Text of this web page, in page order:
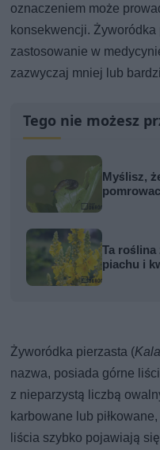
oznaczeniem może
konsekwencji.
zastosowanie w
zazwyczaj mniej lub
Tego nie możesz
Myślisz,
Ta
piachu i
Żyworódka pierzasta (
nazwa, posiada górne
z nieparzystą liczbą
karbowane lub
liścia szybko pojawiają